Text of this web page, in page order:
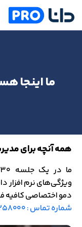
ما اینجا
همه آنچه برای
ویژگی‌های نرم افزار
دمو اختصاصی کافیه
شماره تماس : ۴۹۲۵۸۰۰۰-۰۲۱